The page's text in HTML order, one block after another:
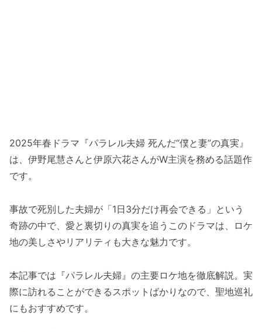
2025年春ドラマ『パラレル夫婦 死んだ“僕と妻”の真実』
は、伊野尾慧さんと伊原六花さんがW主演を務める話題作
です。
事故で死別した夫婦が「1日3分だけ再会できる」という
奇跡の中で、愛と裏切りの真実を追うこのドラマは、ロケ
地の美しさやリアリティも大きな魅力です。
本記事では『パラレル夫婦』の主要ロケ地を徹底解説。実
際に訪れることができるスポットばかりなので、聖地巡礼
にもおすすめです。